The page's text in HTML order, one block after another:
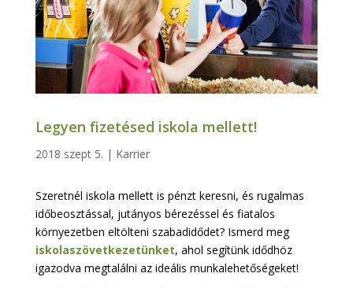
Legyen fizetésed iskola mellett!
2018 szept 5. | Karrier
Szeretnél iskola mellett is pénzt keresni, és rugalmas
időbeosztással, jutányos bérezéssel és fiatalos
környezetben eltölteni szabadidődet? Ismerd meg
iskolaszövetkezetünket, ahol segítünk idődhöz
igazodva megtalálni az ideális munkalehetőségeket!